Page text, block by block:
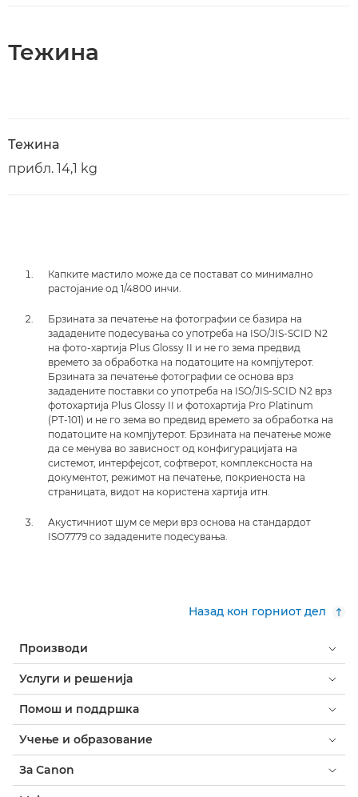
Тежина
Тежина
прибл. 14,1 kg
Капките мастило може да се постават со минимално
растојание од 1/4800 инчи.
Брзината за печатење на фотографии се базира на
зададените подесувања со употреба на ISO/JIS-SCID N2
на фото-хартија Plus Glossy II и не го зема предвид
времето за обработка на податоците на компјутерот.
Брзината за печатење фотографии се основа врз
зададените поставки со употреба на ISO/JIS-SCID N2 врз
фотохартија Plus Glossy II и фотохартија Pro Platinum
(PT-101) и не го зема во предвид времето за обработка на
податоците на компјутерот. Брзината на печатење може
да се менува во зависност од конфигурацијата на
системот, интерфејсот, софтверот, комплексноста на
документот, режимот на печатење, покриеноста на
страницата, видот на користена хартија итн.
Акустичниот шум се мери врз основа на стандардот
ISO7779 со зададените подесувања.
Назад кон горниот дел
Производи
Услуги и решенија
Помош и поддршка
Учење и образование
За Canon